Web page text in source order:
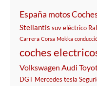
España motos
Stellantis suv eléctrico
Carrera Corsa Mokka
coches
Volkswagen Audi
DGT Mercedes tesla